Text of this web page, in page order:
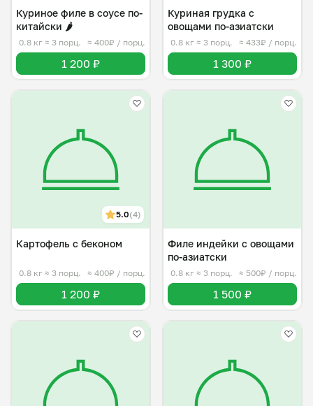
Куриное филе в соусе по-
китайски 🌶️
0.8 кг ≈ 3 порц. ≈ 400₽ / порц.
1 200 ₽
Куриная грудка с
овощами по-азиатски
0.8 кг ≈ 3 порц. ≈ 433₽ / порц.
1 300 ₽
5.0(4)
Картофель с беконом
0.8 кг ≈ 3 порц. ≈ 400₽ / порц.
1 200 ₽
Филе индейки с овощами
по-азиатски
0.8 кг ≈ 3 порц. ≈ 500₽ / порц.
1 500 ₽